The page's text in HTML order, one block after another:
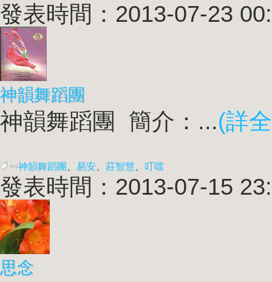
發表時間：2013-07-23
神韻舞蹈團
神韻舞蹈團 簡介：...(詳
神韻舞蹈團 易安 莊智慧 叮噹
發表時間：2013-07-15
思念